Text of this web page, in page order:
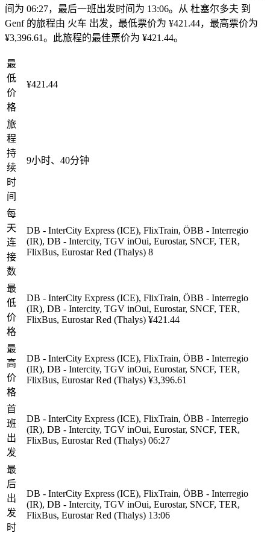
间为 06:27，最后一班出发时间为 13:06。从 杜塞尔多夫 到
Genf 的旅程由 火车 出发，最低票价为 ¥421.44，最高票价为
¥3,396.61。此旅程的最佳票价为 ¥421.44。
最
低
价
格
¥421.44
旅
程
持
续
时
间
9小时、40分钟
每
天
连
接
数
DB - InterCity Express (ICE), FlixTrain, ÖBB - Interregio
(IR), DB - Intercity, TGV inOui, Eurostar, SNCF, TER,
FlixBus, Eurostar Red (Thalys) 8
最
低
价
格
DB - InterCity Express (ICE), FlixTrain, ÖBB - Interregio
(IR), DB - Intercity, TGV inOui, Eurostar, SNCF, TER,
FlixBus, Eurostar Red (Thalys) ¥421.44
最
高
价
格
DB - InterCity Express (ICE), FlixTrain, ÖBB - Interregio
(IR), DB - Intercity, TGV inOui, Eurostar, SNCF, TER,
FlixBus, Eurostar Red (Thalys) ¥3,396.61
首
班
出
发
DB - InterCity Express (ICE), FlixTrain, ÖBB - Interregio
(IR), DB - Intercity, TGV inOui, Eurostar, SNCF, TER,
FlixBus, Eurostar Red (Thalys) 06:27
最
后
出
发
时
DB - InterCity Express (ICE), FlixTrain, ÖBB - Interregio
(IR), DB - Intercity, TGV inOui, Eurostar, SNCF, TER,
FlixBus, Eurostar Red (Thalys) 13:06